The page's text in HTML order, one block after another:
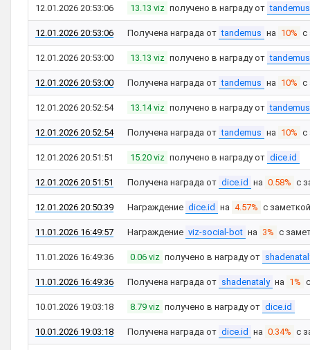
12.01.2026 20:53:06 13.13 viz получено в награду от tandemus
12.01.2026 20:53:06 Получена награда от tandemus на 10% с
12.01.2026 20:53:00 13.13 viz получено в награду от tandemus
12.01.2026 20:53:00 Получена награда от tandemus на 10% с
12.01.2026 20:52:54 13.14 viz получено в награду от tandemus
12.01.2026 20:52:54 Получена награда от tandemus на 10% с
12.01.2026 20:51:51 15.20 viz получено в награду от dice.id
12.01.2026 20:51:51 Получена награда от dice.id на 0.58% с
12.01.2026 20:50:39 Награждение dice.id на 4.57% с
11.01.2026 16:49:57 Награждение viz-social-bot на 3% с
11.01.2026 16:49:36 0.06 viz получено в награду от
11.01.2026 16:49:36 Получена награда от shadenataly на 1%
10.01.2026 19:03:18 8.79 viz получено в награду от dice.id
10.01.2026 19:03:18 Получена награда от dice.id на 0.34% с